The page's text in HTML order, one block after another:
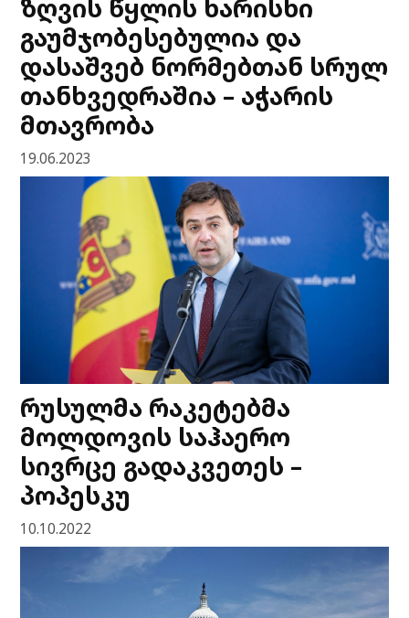
ზღვის წყლის ხარისხი
გაუმჯობესებულია და
დასაშვებ ნორმებთან სრულ
თანხვედრაშია – აჭარის
მთავრობა
19.06.2023
რუსულმა რაკეტებმა
მოლდოვის საჰაერო
სივრცე გადაკვეთეს –
პოპესკუ
10.10.2022